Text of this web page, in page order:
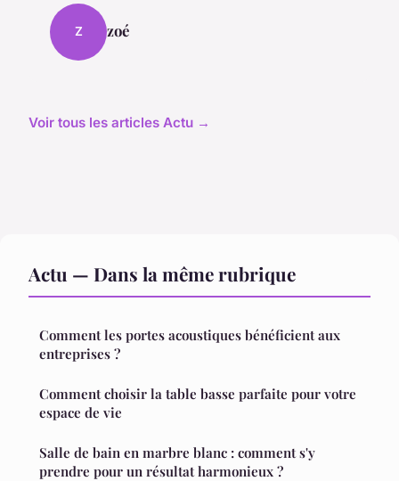
Z zoé
Voir tous les articles Actu →
Actu — Dans la même rubrique
Comment les portes acoustiques bénéficient aux
entreprises ?
Comment choisir la table basse parfaite pour votre
espace de vie
Salle de bain en marbre blanc : comment s'y
prendre pour un résultat harmonieux ?